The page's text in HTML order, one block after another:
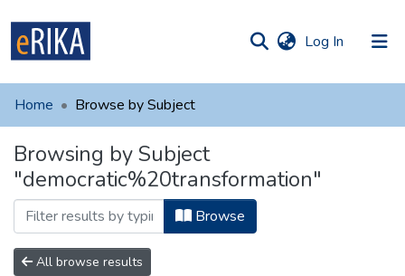
Log In (current)
UAFM
For authors
Help
Contact
Home Browse by Subject
Browsing by Subject
"democratic%20transformation"
Browse
All browse results